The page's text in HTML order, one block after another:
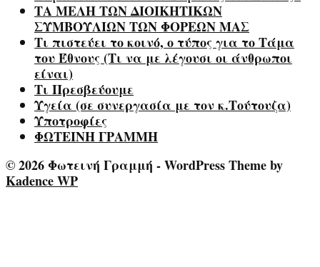
ΤΑ ΜΕΛΗ ΤΩΝ ΔΙΟΙΚΗΤΙΚΩΝ
ΣΥΜΒΟΥΛΙΩΝ ΤΩΝ ΦΟΡΕΩΝ ΜΑΣ
Τι πιστεύει το κοινό, ο τύπος για το Τάμα
του Έθνους (Τι να με λέγουσι οι άνθρωποι
είναι)
Τι Πρεσβεύουμε
Υγεία (σε συνεργασία με τον κ.Τούτουζα)
Υποτροφίες
ΦΩΤΕΙΝΗ ΓΡΑΜΜΗ
© 2026 Φωτεινή Γραμμή - WordPress Theme by
Kadence WP